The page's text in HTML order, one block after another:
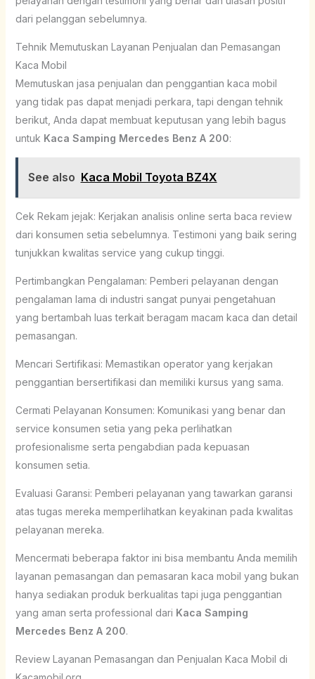
dari pelanggan sebelumnya.
Tehnik Memutuskan Layanan Penjualan dan Pemasangan
Kaca Mobil
Memutuskan jasa penjualan dan penggantian kaca mobil
yang tidak pas dapat menjadi perkara, tapi dengan tehnik
berikut, Anda dapat membuat keputusan yang lebih bagus
untuk Kaca Samping Mercedes Benz A 200:
See also Kaca Mobil Toyota BZ4X
Cek Rekam jejak: Kerjakan analisis online serta baca review
dari konsumen setia sebelumnya. Testimoni yang baik sering
tunjukkan kwalitas service yang cukup tinggi.
Pertimbangkan Pengalaman: Pemberi pelayanan dengan
pengalaman lama di industri sangat punyai pengetahuan
yang bertambah luas terkait beragam macam kaca dan detail
pemasangan.
Mencari Sertifikasi: Memastikan operator yang kerjakan
penggantian bersertifikasi dan memiliki kursus yang sama.
Cermati Pelayanan Konsumen: Komunikasi yang benar dan
service konsumen setia yang peka perlihatkan
profesionalisme serta pengabdian pada kepuasan
konsumen setia.
Evaluasi Garansi: Pemberi pelayanan yang tawarkan garansi
atas tugas mereka memperlihatkan keyakinan pada kwalitas
pelayanan mereka.
Mencermati beberapa faktor ini bisa membantu Anda memilih
layanan pemasangan dan pemasaran kaca mobil yang bukan
hanya sediakan produk berkualitas tapi juga penggantian
yang aman serta professional dari Kaca Samping
Mercedes Benz A 200.
Review Layanan Pemasangan dan Penjualan Kaca Mobil di